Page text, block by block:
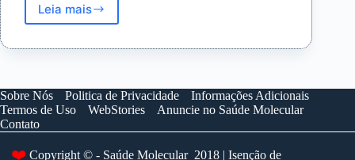
Leia mais
Maiara
a
desafios
e
a
autoestima
Sobre Nós Politica de Privacidade
Informações Adicionais
Termos de Uso
WebStories
Anuncie no Saúde Molecular
Contato
❤️ Copyright © - Saúde Molecular 2018 | Isenção de